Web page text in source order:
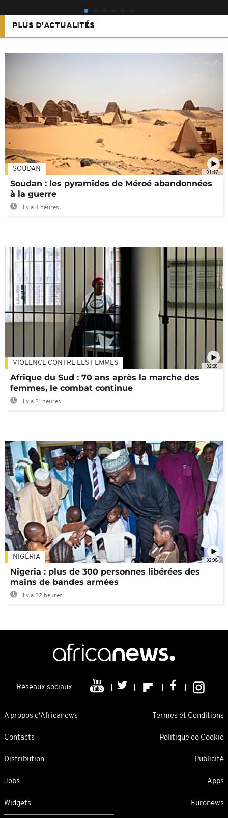
PLUS D'ACTUALITÉS
01:47
SOUDAN
Soudan : les pyramides de Méroé abandonnées
à la guerre
Il y a 4 heures
02:30
VIOLENCE CONTRE LES FEMMES
Afrique du Sud : 70 ans après la marche des
femmes, le combat continue
Il y a 21 heures
02:08
NIGÉRIA
Nigeria : plus de 300 personnes libérées des
mains de bandes armées
Il y a 22 heures
Réseaux sociaux
A propos d'Africanews Termes et Conditions
Contacts Politique de Cookie
Distribution Publicité
Jobs Apps
Widgets Euronews